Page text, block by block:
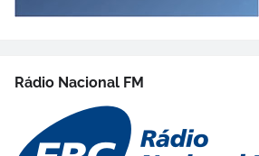
Rádio Nacional FM